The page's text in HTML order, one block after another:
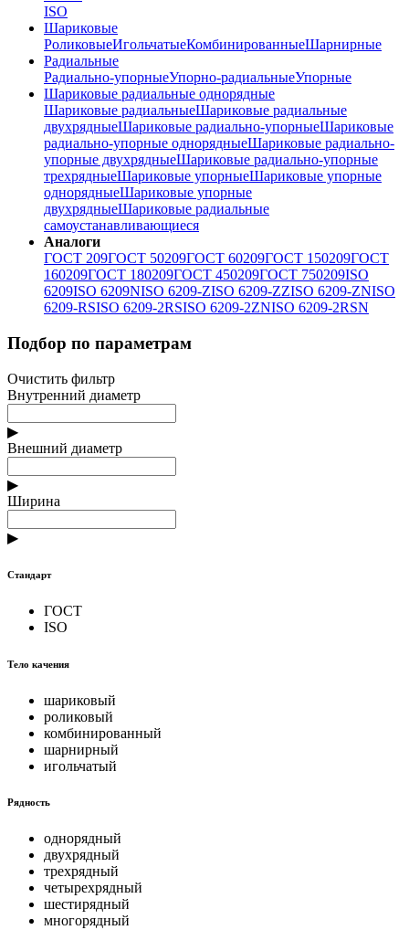
ISO
Шариковые
РоликовыеИгольчатыеКомбинированныеШарнирные
Радиальные
Радиально-упорныеУпорно-радиальныеУпорные
Шариковые радиальные однорядные
Шариковые радиальныеШариковые радиальные
двухрядныеШариковые радиально-упорныеШариковые
радиально-упорные однорядныеШариковые радиально-
упорные двухрядныеШариковые радиально-упорные
трехрядныеШариковые упорныеШариковые упорные
однорядныеШариковые упорные
двухрядныеШариковые радиальные
самоустанавливающиеся
Аналоги
ГОСТ 209ГОСТ 50209ГОСТ 60209ГОСТ 150209ГОСТ
160209ГОСТ 180209ГОСТ 450209ГОСТ 750209ISO
6209ISO 6209NISO 6209-ZISO 6209-ZZISO 6209-ZNISO
6209-RSISO 6209-2RSISO 6209-2ZNISO 6209-2RSN
Подбор по параметрам
Очистить фильтр
Внутренний диаметр
▶
Внешний диаметр
▶
Ширина
▶
Стандарт
ГОСТ
ISO
Тело качения
шариковый
роликовый
комбинированный
шарнирный
игольчатый
Рядность
однорядный
двухрядный
трехрядный
четырехрядный
шестирядный
многорядный